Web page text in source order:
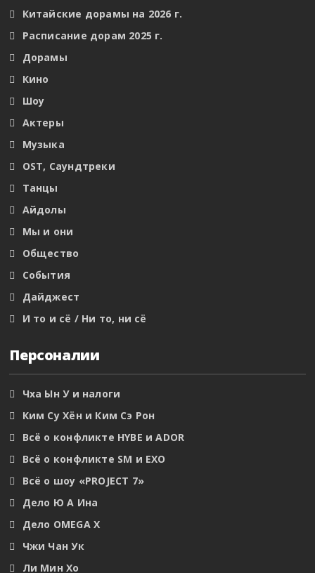
Китайские дорамы на 2026 г.
Расписание дорам 2025 г.
Дорамы
Кино
Шоу
Актеры
Музыка
OST, Саундтреки
Танцы
Айдолы
Мы и они
Общество
События
Дайджест
И то и сё / Ни то, ни сё
Персоналии
Чха Ын У и налоги
Ким Су Хён и Ким Сэ Рон
Всё о конфликте HYBE и ADOR
Всё о конфликте SM и EXO
Всё о шоу «PROJECT 7»
Дело Ю А Ина
Дело OMEGA X
Чжи Чан Ук
Ли Мин Хо